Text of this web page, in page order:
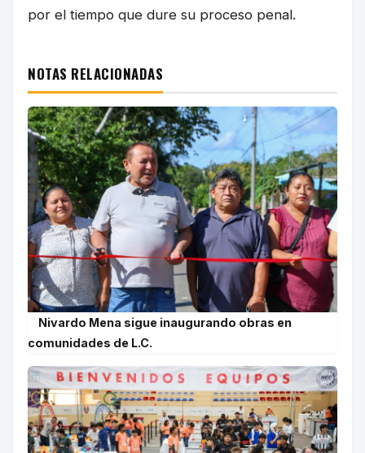
por el tiempo que dure su proceso penal.
NOTAS RELACIONADAS
Nivardo Mena sigue inaugurando obras en
comunidades de L.C.